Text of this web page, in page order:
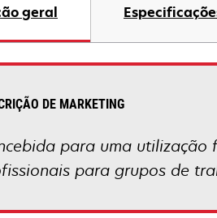
geral
DE MARKETING
para uma utilização
para grupos de